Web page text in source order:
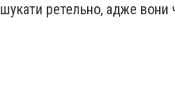
шукати ретельно, адже вони